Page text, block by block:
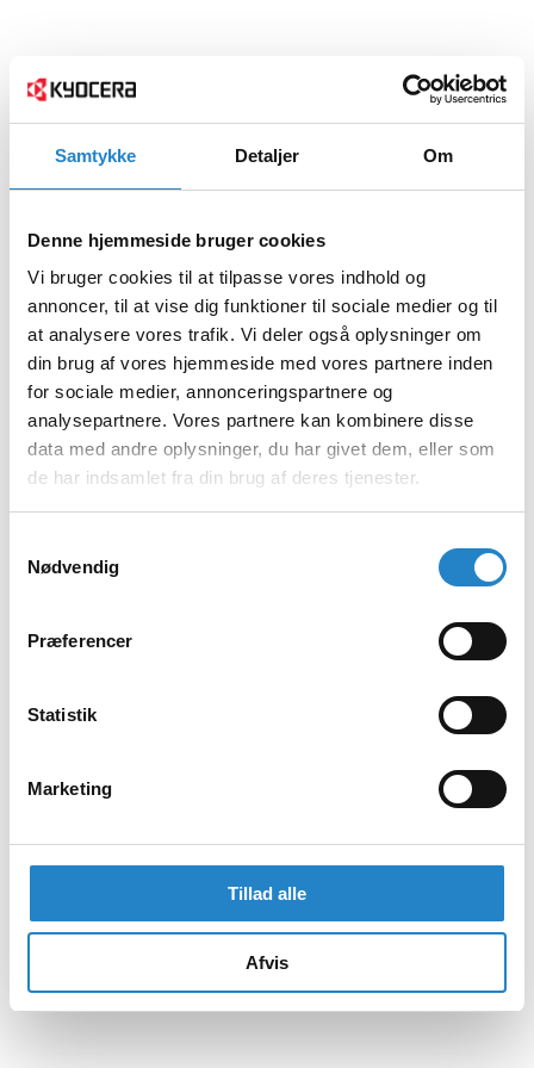
Samtykke Detaljer Om
Denne hjemmeside bruger cookies
Vi bruger cookies til at tilpasse vores indhold og
annoncer, til at vise dig funktioner til sociale medier og til
at analysere vores trafik. Vi deler også oplysninger om
din brug af vores hjemmeside med vores partnere inden
for sociale medier, annonceringspartnere og
analysepartnere. Vores partnere kan kombinere disse
data med andre oplysninger, du har givet dem, eller som
de har indsamlet fra din brug af deres tjenester.
Nødvendig
Præferencer
Statistik
Marketing
Tillad alle
Afvis